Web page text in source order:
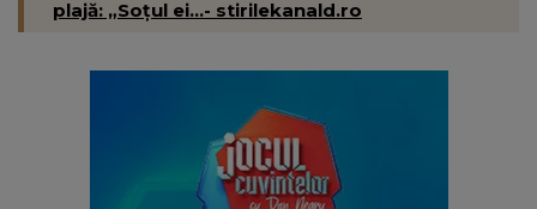
plajă: „Soțul ei...- stirilekanald.ro